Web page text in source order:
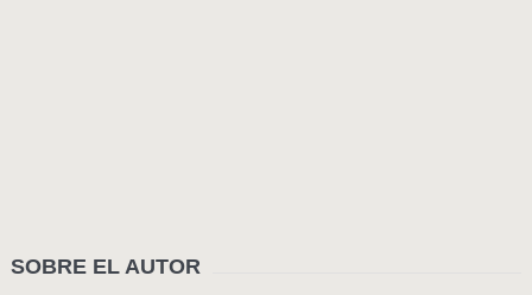
SOBRE EL AUTOR